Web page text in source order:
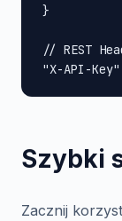
}
// REST
"X-API-
Szybki
Zacznij